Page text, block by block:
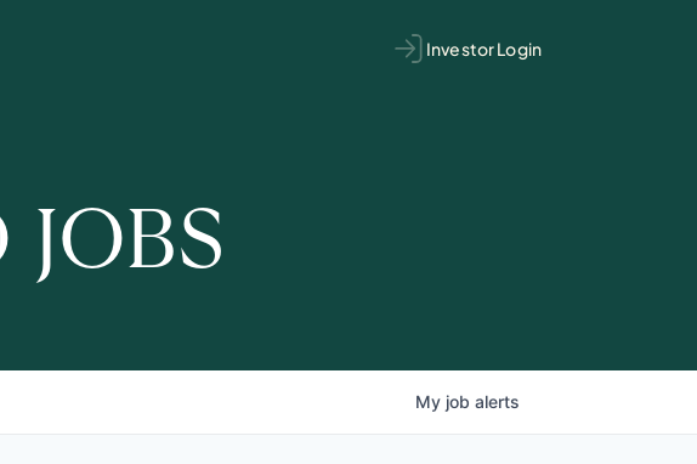
Investor Login
My job alerts